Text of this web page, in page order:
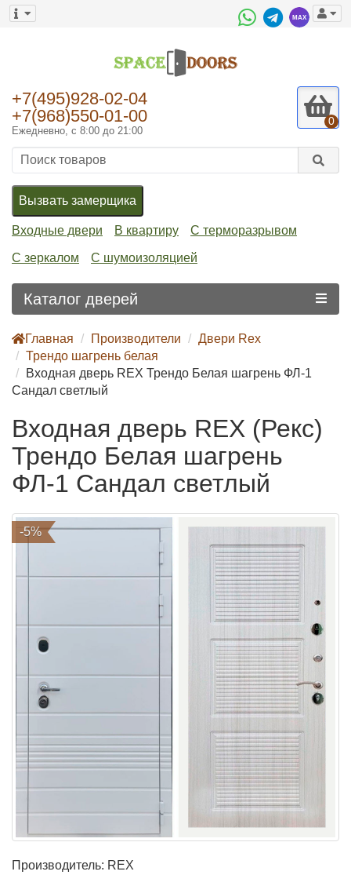
+7(495)928-02-04
+7(968)550-01-00
Ежедневно, с 8:00 до 21:00
0
Вызвать замерщика
Входные двери В квартиру С терморазрывом
С зеркалом С шумоизоляцией
Каталог дверей
Главная Производители
Двери Rex
Трендо шагрень белая
Входная дверь REX Трендо Белая шагрень ФЛ-1
Сандал светлый
Входная дверь REX (Рекс)
Трендо Белая шагрень
ФЛ-1 Сандал светлый
-5%
Производитель: REX